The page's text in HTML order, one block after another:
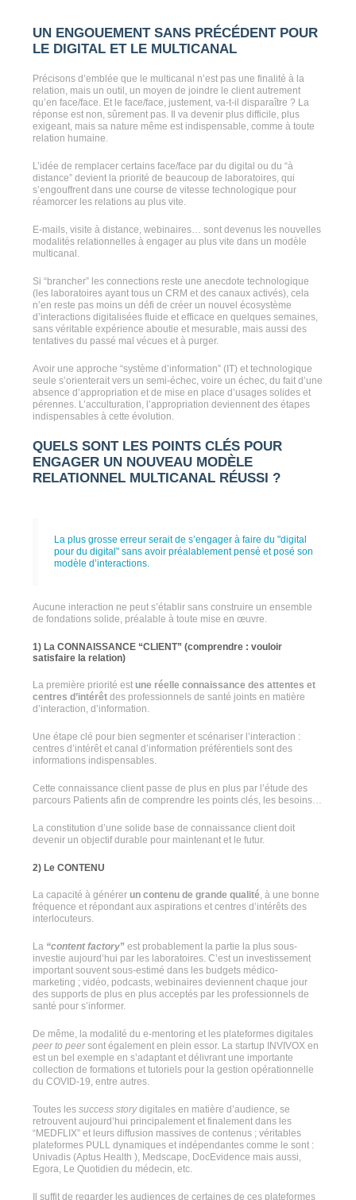
UN ENGOUEMENT SANS PRÉCÉDENT POUR
LE DIGITAL ET LE MULTICANAL
Précisons d’emblée que le multicanal n’est pas une finalité à la
relation, mais un outil, un moyen de joindre le client autrement
qu’en face/face. Et le face/face, justement, va-t-il disparaître ? La
réponse est non, sûrement pas. Il va devenir plus difficile, plus
exigeant, mais sa nature même est indispensable, comme à toute
relation humaine.
L’idée de remplacer certains face/face par du digital ou du “à
distance” devient la priorité de beaucoup de laboratoires, qui
s’engouffrent dans une course de vitesse technologique pour
réamorcer les relations au plus vite.
E-mails, visite à distance, webinaires… sont devenus les nouvelles
modalités relationnelles à engager au plus vite dans un modèle
multicanal.
Si “brancher” les connections reste une anecdote technologique
(les laboratoires ayant tous un CRM et des canaux activés), cela
n’en reste pas moins un défi de créer un nouvel écosystème
d’interactions digitalisées fluide et efficace en quelques semaines,
sans véritable expérience aboutie et mesurable, mais aussi des
tentatives du passé mal vécues et à purger.
Avoir une approche “système d’information” (IT) et technologique
seule s’orienterait vers un semi-échec, voire un échec, du fait d’une
absence d’appropriation et de mise en place d’usages solides et
pérennes. L’acculturation, l’appropriation deviennent des étapes
indispensables à cette évolution.
QUELS SONT LES POINTS CLÉS POUR
ENGAGER UN NOUVEAU MODÈLE
RELATIONNEL MULTICANAL RÉUSSI ?
La plus grosse erreur serait de s’engager à faire du "digital
pour du digital" sans avoir préalablement pensé et posé son
modèle d’interactions.
Aucune interaction ne peut s’établir sans construire un ensemble
de fondations solide, préalable à toute mise en œuvre.
1) La CONNAISSANCE “CLIENT” (comprendre : vouloir
satisfaire la relation)
La première priorité est une réelle connaissance des attentes et
centres d’intérêt des professionnels de santé joints en matière
d’interaction, d’information.
Une étape clé pour bien segmenter et scénariser l’interaction :
centres d’intérêt et canal d’information préférentiels sont des
informations indispensables.
Cette connaissance client passe de plus en plus par l’étude des
parcours Patients afin de comprendre les points clés, les besoins…
La constitution d’une solide base de connaissance client doit
devenir un objectif durable pour maintenant et le futur.
2) Le CONTENU
La capacité à générer un contenu de grande qualité, à une bonne
fréquence et répondant aux aspirations et centres d’intérêts des
interlocuteurs.
La “content factory” est probablement la partie la plus sous-
investie aujourd’hui par les laboratoires. C’est un investissement
important souvent sous-estimé dans les budgets médico-
marketing ; vidéo, podcasts, webinaires deviennent chaque jour
des supports de plus en plus acceptés par les professionnels de
santé pour s’informer.
De même, la modalité du e-mentoring et les plateformes digitales
peer to peersont également en plein essor. La startup INVIVOX en
est un bel exemple en s’adaptant et délivrant une importante
collection de formations et tutoriels pour la gestion opérationnelle
du COVID-19, entre autres.
Toutes les success storydigitales en matière d’audience, se
retrouvent aujourd’hui principalement et finalement dans les
“MEDFLIX” et leurs diffusion massives de contenus ; véritables
plateformes PULL dynamiques et indépendantes comme le sont :
Univadis (Aptus Health ), Medscape, DocEvidence mais aussi,
Egora, Le Quotidien du médecin, etc.
Il suffit de regarder les audiences de certaines de ces plateformes